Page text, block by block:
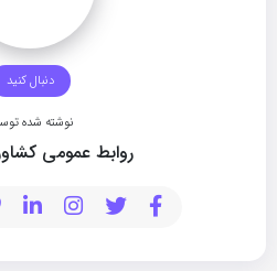
دنبال کنید
نوشته شده
روابط عمومی